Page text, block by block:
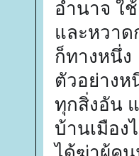
อำนาจ ใ
และหวาด
ก็ทางหนึ่ง
ตัวอย่าง
ทุกสิ่งอัน
บ้านเมือง